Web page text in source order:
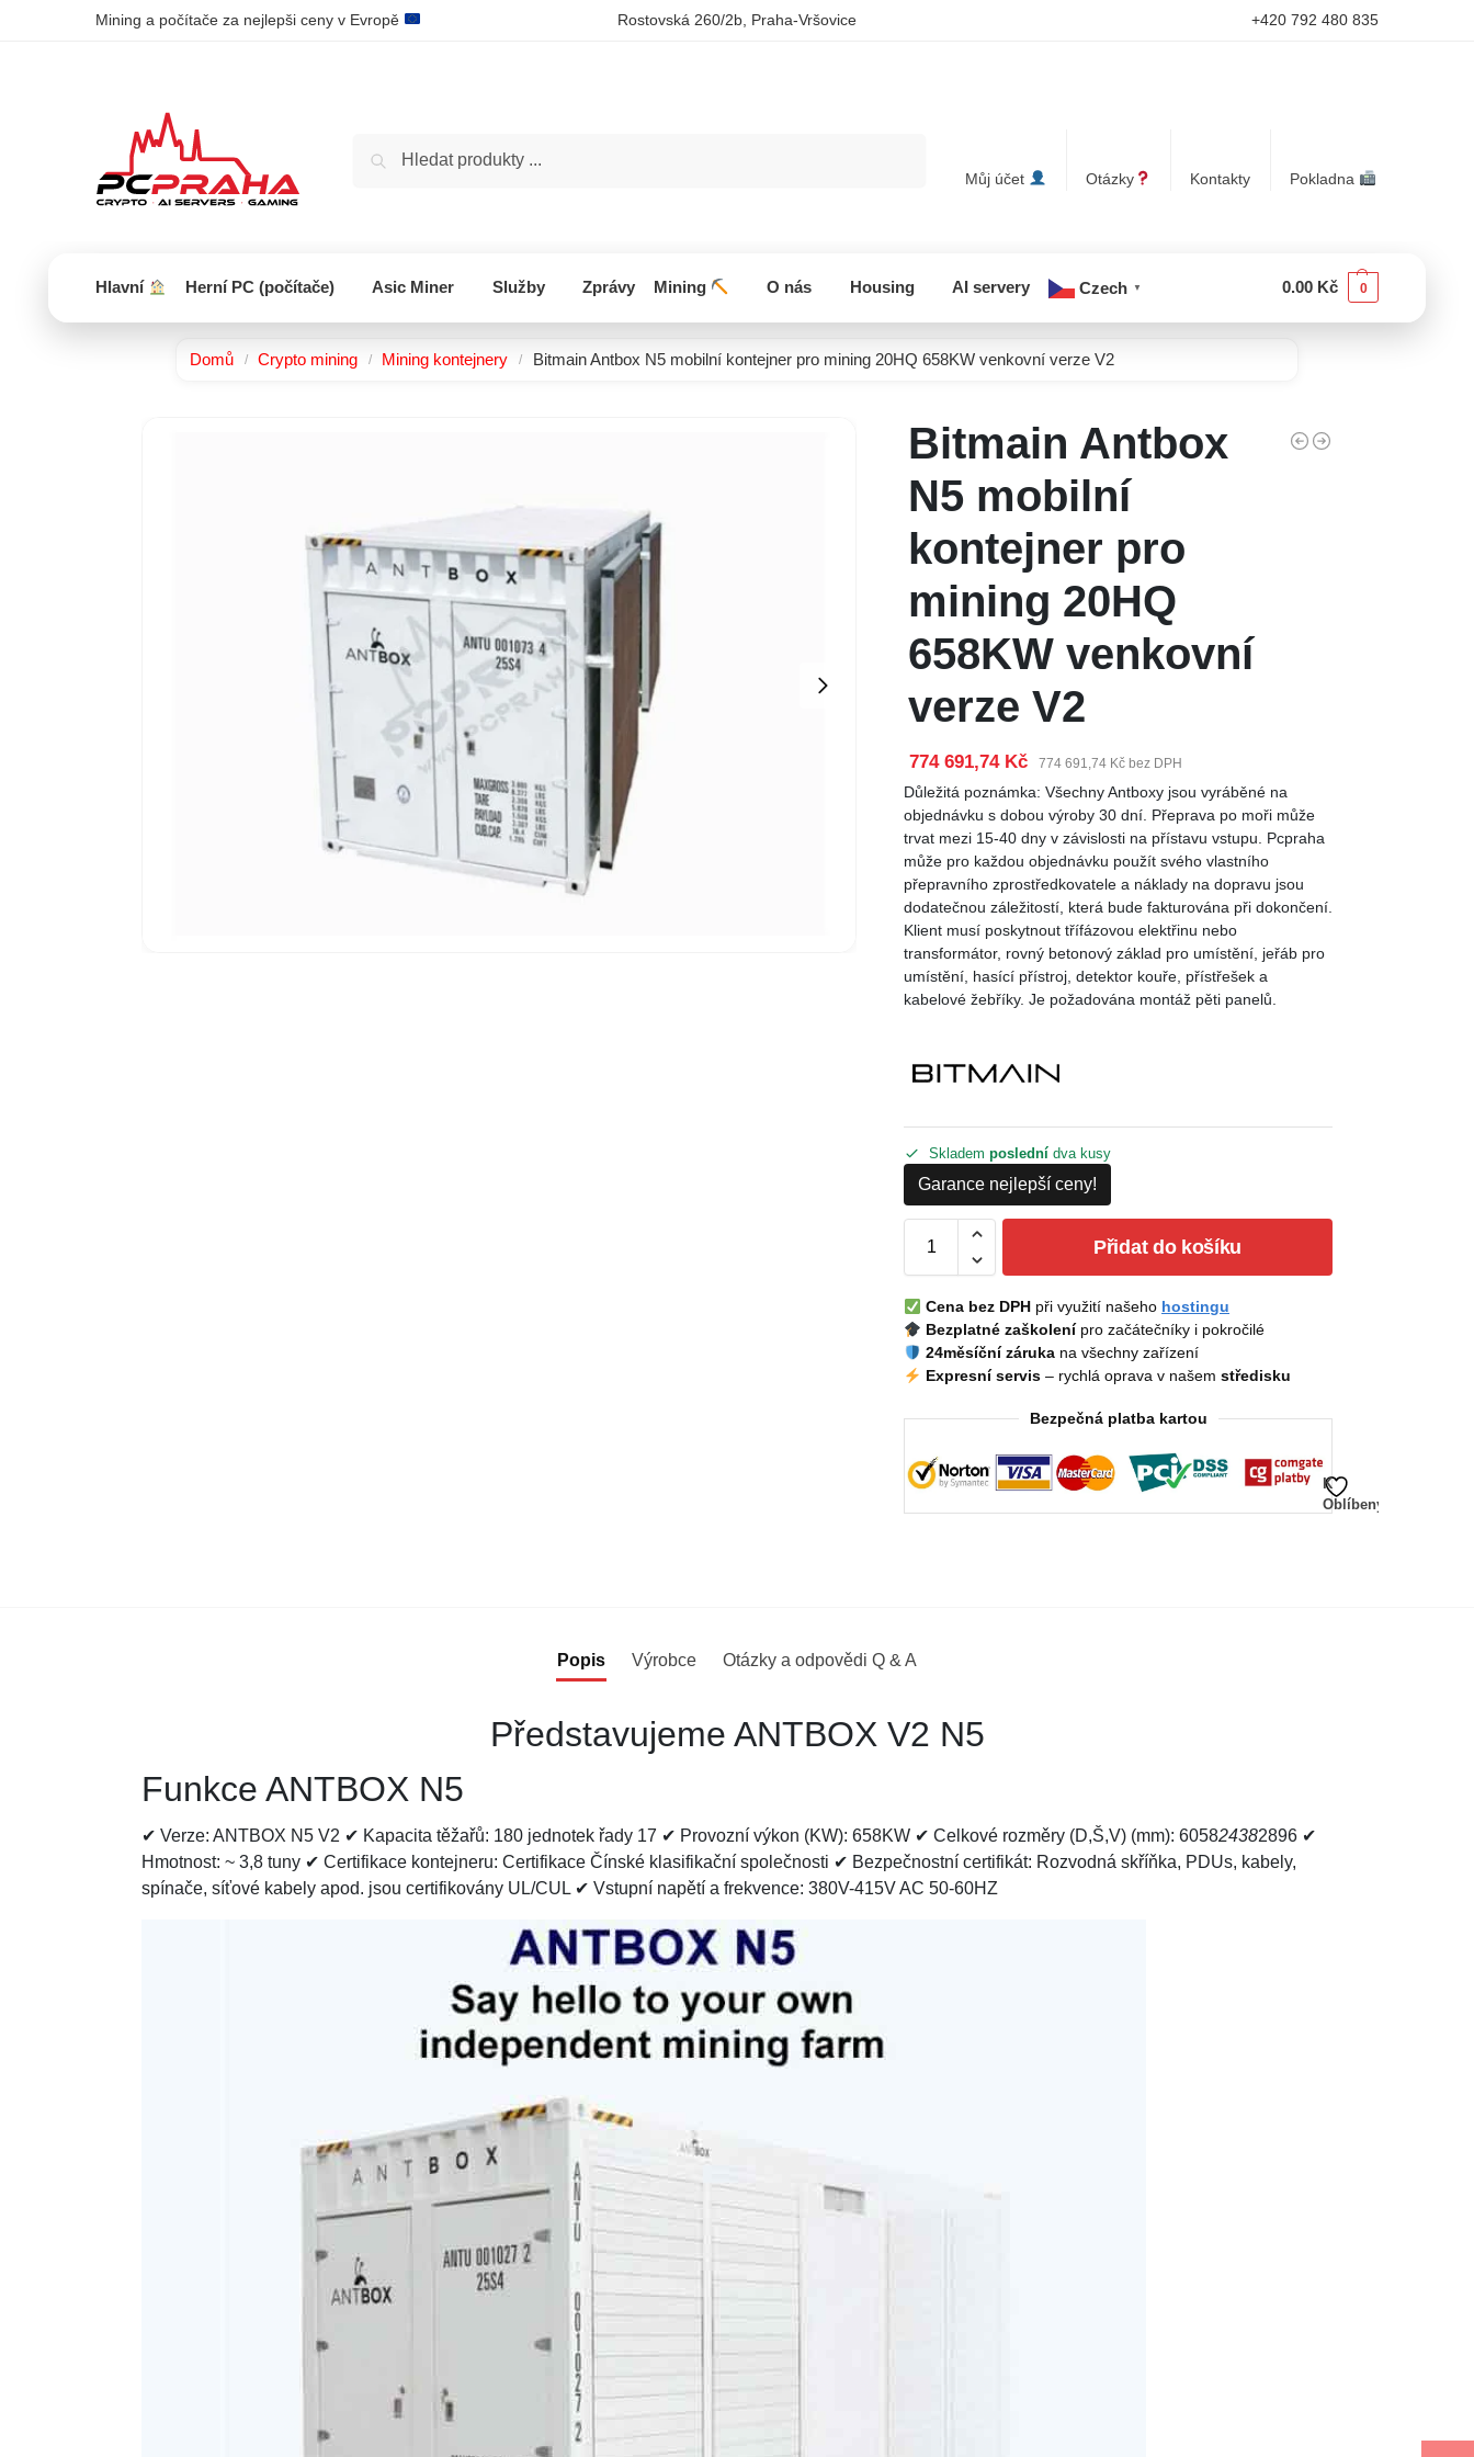
Mining a počítače za nejlepši ceny v Evropě Rostovská 260/2b, Praha-Vršovice +420 792 480 835
Můj účet Otázky Kontakty Pokladna
Hlavní Herní PC (počítače) Asic Miner Služby Zprávy Mining O nás Housing AI servery Czech ▼ 0.00 Kč 0
Domů / Crypto mining / Mining kontejnery / Bitmain Antbox N5 mobilní kontejner pro mining 20HQ 658KW venkovní verze V2
Bitmain Antbox
N5 mobilní
kontejner pro
mining 20HQ
658KW venkovní
verze V2
774 691,74 Kč 774 691,74 Kč bez DPH
Důležitá poznámka: Všechny Antboxy jsou vyráběné na
objednávku s dobou výroby 30 dní. Přeprava po moři může
trvat mezi 15-40 dny v závislosti na přístavu vstupu. Pcpraha
může pro každou objednávku použít svého vlastního
přepravního zprostředkovatele a náklady na dopravu jsou
dodatečnou záležitostí, která bude fakturována při dokončení.
Klient musí poskytnout třífázovou elektřinu nebo
transformátor, rovný betonový základ pro umístění, jeřáb pro
umístění, hasící přístroj, detektor kouře, přístřešek a
kabelové žebříky. Je požadována montáž pěti panelů.
Sklademposlední dva kusy
Garance nejlepší ceny!
Přidat do košíku
K
Oblíbeným
Cena bez DPH při využití našeho hostingu
Bezplatné zaškolenípro začátečníky i pokročilé
24měsíční záruka na všechny zařízení
Expresní servis – rychlá oprava v našemstředisku
Bezpečná platba kartou
Popis Výrobce Otázky a odpovědi Q & A
Představujeme ANTBOX V2 N5
Funkce ANTBOX N5
✔ Verze: ANTBOX N5 V2 ✔ Kapacita těžařů: 180 jednotek řady 17 ✔ Provozní výkon (KW): 658KW ✔ Celkové rozměry (D,Š,V) (mm): 605824382896 ✔
Hmotnost: ~ 3,8 tuny ✔ Certifikace kontejneru: Certifikace Čínské klasifikační společnosti ✔ Bezpečnostní certifikát: Rozvodná skříňka, PDUs, kabely,
spínače, síťové kabely apod. jsou certifikovány UL/CUL ✔ Vstupní napětí a frekvence: 380V-415V AC 50-60HZ